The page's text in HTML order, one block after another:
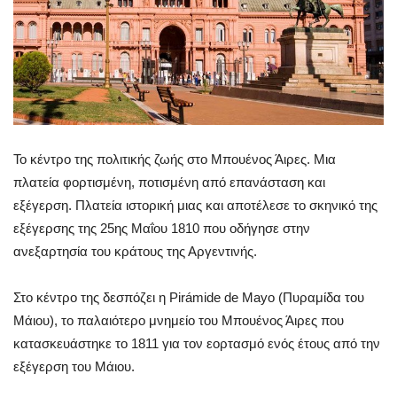
Το κέντρο της πολιτικής ζωής στο Μπουένος Άιρες. Μια
πλατεία φορτισμένη, ποτισμένη από επανάσταση και
εξέγερση. Πλατεία ιστορική μιας και αποτέλεσε το σκηνικό της
εξέγερσης της 25ης Μαΐου 1810 που οδήγησε στην
ανεξαρτησία του κράτους της Αργεντινής.
Στο κέντρο της δεσπόζει η Pirámide de Mayo (Πυραμίδα του
Μάιου), το παλαιότερο μνημείο του Μπουένος Άιρες που
κατασκευάστηκε το 1811 για τον εορτασμό ενός έτους από την
εξέγερση του Μάιου.